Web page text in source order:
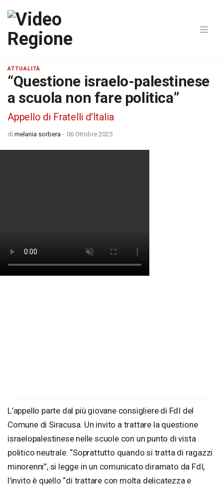
ATTUALITÀ
“Questione israelo-palestinese
a scuola non fare politica”
Appello di Fratelli d'Italia
di melania sorbera - 06 Ottobre 2025
L’appello parte dal più giovane consigliere di FdI del
Comune di Siracusa. Un invito a trattare la questione
israelopalestinese nelle scuole con un punto di vista
politico neutrale. “Soprattutto quando si tratta di ragazzi
minorenni”, si legge in un comunicato diramato da FdI,
l’invito è quello “di trattare con molta delicatezza e